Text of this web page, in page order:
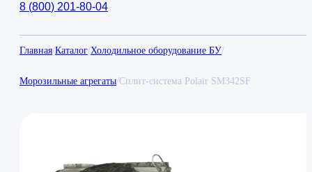
8 (800) 201-80-04
Главная/Каталог/Холодильное оборудование БУ/
Морозильные агрегаты/Сплит-система Polair SM342SF